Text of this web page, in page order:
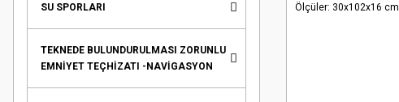
SU SPORLARI
TEKNEDE BULUNDURULMASI ZORUNLU
EMNİYET TEÇHİZATI -NAVİGASYON